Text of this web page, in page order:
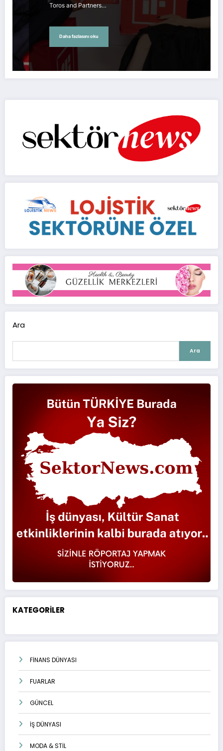
Toros and Partners…
Daha fazlasını oku
Ara
Ara
KATEGORİLER
FİNANS DÜNYASI
FUARLAR
GÜNCEL
İŞ DÜNYASI
MODA & STİL